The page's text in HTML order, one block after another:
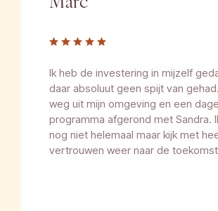
Ik heb de investering in mijzelf
daar absoluut geen spijt van
weg uit mijn omgeving en een
programma afgerond met Sandra.
nog niet helemaal maar kijk met
vertrouwen weer naar de